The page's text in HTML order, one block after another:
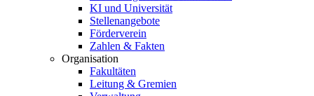
KI und Universität
Stellenangebote
Förderverein
Zahlen & Fakten
Organisation
Fakultäten
Leitung & Gremien